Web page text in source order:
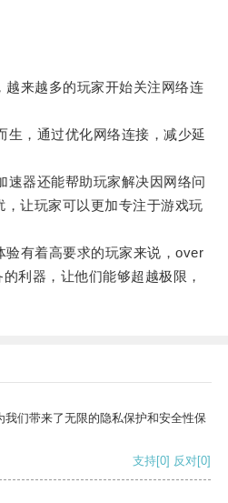
来越多的玩家开始关注网络连
，通过优化网络连接，减少延
器还能帮助玩家解决因网络问
，让玩家可以更加专注于游戏玩
有着高要求的玩家来说，over
利器，让他们能够超越极限，
们带来了无限的隐私保护和安全性保
支持[0] 反对[0]